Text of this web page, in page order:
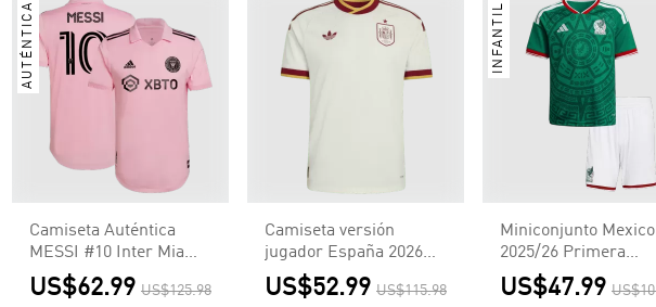
AUTÉNTICA
Camiseta Auténtica
MESSI #10 Inter Miami
CF 2022 Primera
Equipación Local
US$62.99 US$125.98
Camiseta versión
jugador España 2026
Segunda Equipación
Copa del Mundo -
US$52.99 US$115.98
INFANTIL
Miniconjunto Mexico
2025/26 Primera
Equipación Niño
US$47.99